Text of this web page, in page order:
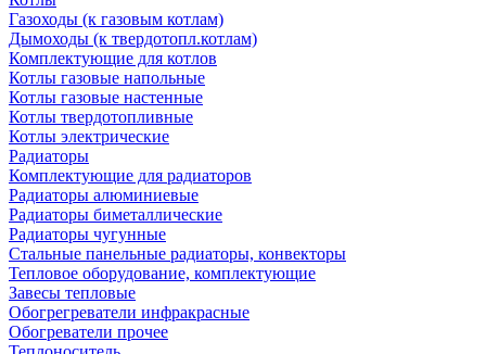
Газоходы (к газовым котлам)
Дымоходы (к твердотопл.котлам)
Комплектующие для котлов
Котлы газовые напольные
Котлы газовые настенные
Котлы твердотопливные
Котлы электрические
Радиаторы
Комплектующие для радиаторов
Радиаторы алюминиевые
Радиаторы биметаллические
Радиаторы чугунные
Стальные панельные радиаторы, конвекторы
Тепловое оборудование, комплектующие
Завесы тепловые
Обогрегреватели инфракрасные
Обогреватели прочее